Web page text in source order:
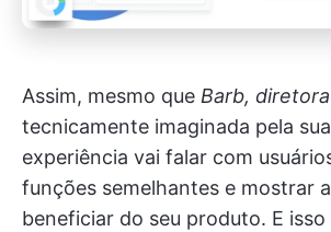
Assim, mesmo que Barb,
tecnicamente imaginada pela
experiência vai falar com
funções semelhantes e mostrar
beneficiar do seu produto. E